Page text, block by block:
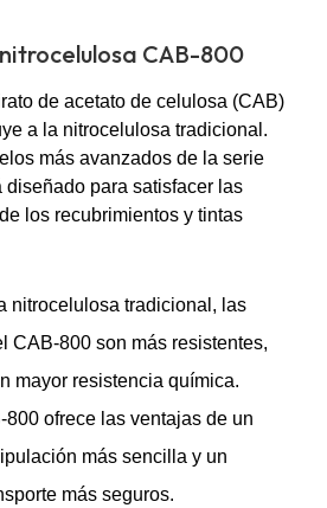
CAB-800
de acetato de celulosa (CAB)
a la nitrocelulosa tradicional.
más avanzados de la serie
para satisfacer las
los recubrimientos y tintas
nitrocelulosa tradicional, las
CAB-800 son más resistentes,
mayor resistencia química.
ofrece las ventajas de un
más sencilla y un
más seguros.